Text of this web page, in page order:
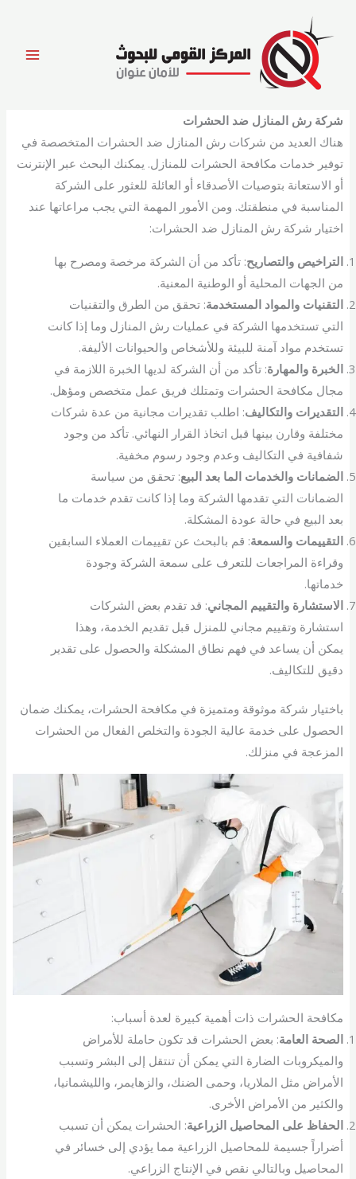
المحتوى
شركة رش المنازل ضد الحشرات
هناك العديد من شركات رش المنازل ضد الحشرات المتخصصة في
توفير خدمات مكافحة الحشرات للمنازل. يمكنك البحث عبر الإنترنت
أو الاستعانة بتوصيات الأصدقاء أو العائلة للعثور على الشركة
المناسبة في منطقتك. ومن الأمور المهمة التي يجب مراعاتها عند
اختيار شركة رش المنازل ضد الحشرات:
التراخيص والتصاريح: تأكد من أن الشركة مرخصة ومصرح بها
من الجهات المحلية أو الوطنية المعنية.
التقنيات والمواد المستخدمة: تحقق من الطرق والتقنيات
التي تستخدمها الشركة في عمليات رش المنازل وما إذا كانت
تستخدم مواد آمنة للبيئة وللأشخاص والحيوانات الأليفة.
الخبرة والمهارة: تأكد من أن الشركة لديها الخبرة اللازمة في
مجال مكافحة الحشرات وتمتلك فريق عمل متخصص ومؤهل.
التقديرات والتكاليف: اطلب تقديرات مجانية من عدة شركات
مختلفة وقارن بينها قبل اتخاذ القرار النهائي. تأكد من وجود
شفافية في التكاليف وعدم وجود رسوم مخفية.
الضمانات والخدمات الما بعد البيع: تحقق من سياسة
الضمانات التي تقدمها الشركة وما إذا كانت تقدم خدمات ما
بعد البيع في حالة عودة المشكلة.
التقييمات والسمعة: قم بالبحث عن تقييمات العملاء السابقين
وقراءة المراجعات للتعرف على سمعة الشركة وجودة
خدماتها.
الاستشارة والتقييم المجاني: قد تقدم بعض الشركات
استشارة وتقييم مجاني للمنزل قبل تقديم الخدمة، وهذا
يمكن أن يساعد في فهم نطاق المشكلة والحصول على تقدير
دقيق للتكاليف.
باختيار شركة موثوقة ومتميزة في مكافحة الحشرات، يمكنك ضمان
الحصول على خدمة عالية الجودة والتخلص الفعال من الحشرات
المزعجة في منزلك.
مكافحة الحشرات ذات أهمية كبيرة لعدة أسباب:
الصحة العامة: بعض الحشرات قد تكون حاملة للأمراض
والميكروبات الضارة التي يمكن أن تنتقل إلى البشر وتسبب
الأمراض مثل الملاريا، وحمى الضنك، والزهايمر، والليشمانيا،
والكثير من الأمراض الأخرى.
الحفاظ على المحاصيل الزراعية: الحشرات يمكن أن تسبب
أضراراً جسيمة للمحاصيل الزراعية مما يؤدي إلى خسائر في
المحاصيل وبالتالي نقص في الإنتاج الزراعي.